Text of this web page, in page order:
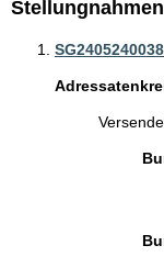
SG2405240038